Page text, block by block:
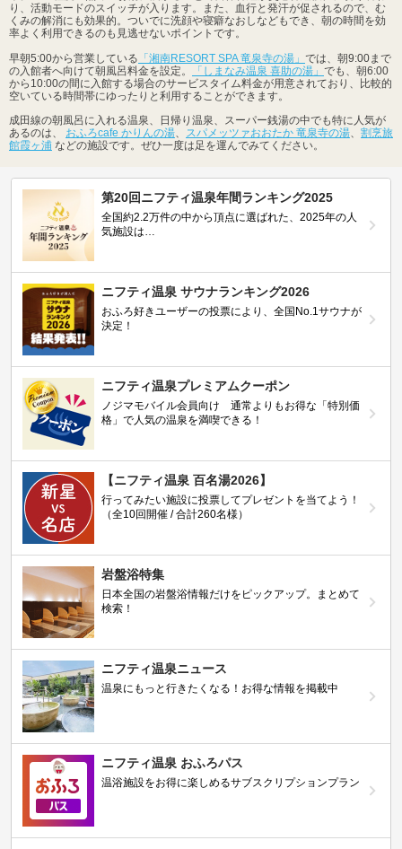
り、活動モードのスイッチが入ります。また、血行と発汗が促されるので、む
くみの解消にも効果的。ついでに洗顔や寝癖なおしなどもでき、朝の時間を効
率よく利用できるのも見逃せないポイントです。
早朝5:00から営業している 「湘南RESORT SPA 竜泉寺の湯」 では、朝9:00まで
の入館者へ向けて朝風呂料金を設定。
「しまなみ温泉 喜助の湯」 でも、朝6:00
から10:00の間に入館する場合のサービスタイム料金が用意されており、比較的
空いている時間帯にゆったりと利用することができます。
成田線の朝風呂に入れる温泉、日帰り温泉、スーパー銭湯の中でも特に人気が
あるのは、 おふろcafe かりんの湯、 スパメッツァおおたか 竜泉寺の湯、 割烹旅
館霞ヶ浦 などの施設です。ぜひ一度は足を運んでみてください。
第20回ニフティ温泉年間ランキング2025
全国約2.2万件の中から頂点に選ばれた、2025年の人
気施設は…
ニフティ温泉 サウナランキング2026
おふろ好きユーザーの投票により、全国No.1サウナが
決定！
ニフティ温泉プレミアムクーポン
ノジマモバイル会員向け 通常よりもお得な「特別価
格」で人気の温泉を満喫できる！
【ニフティ温泉 百名湯2026】
行ってみたい施設に投票してプレゼントを当てよう！
（全10回開催 / 合計260名様）
岩盤浴特集
日本全国の岩盤浴情報だけをピックアップ。まとめて
検索！
ニフティ温泉ニュース
温泉にもっと行きたくなる！お得な情報を掲載中
ニフティ温泉 おふろパス
温浴施設をお得に楽しめるサブスクリプションプラン